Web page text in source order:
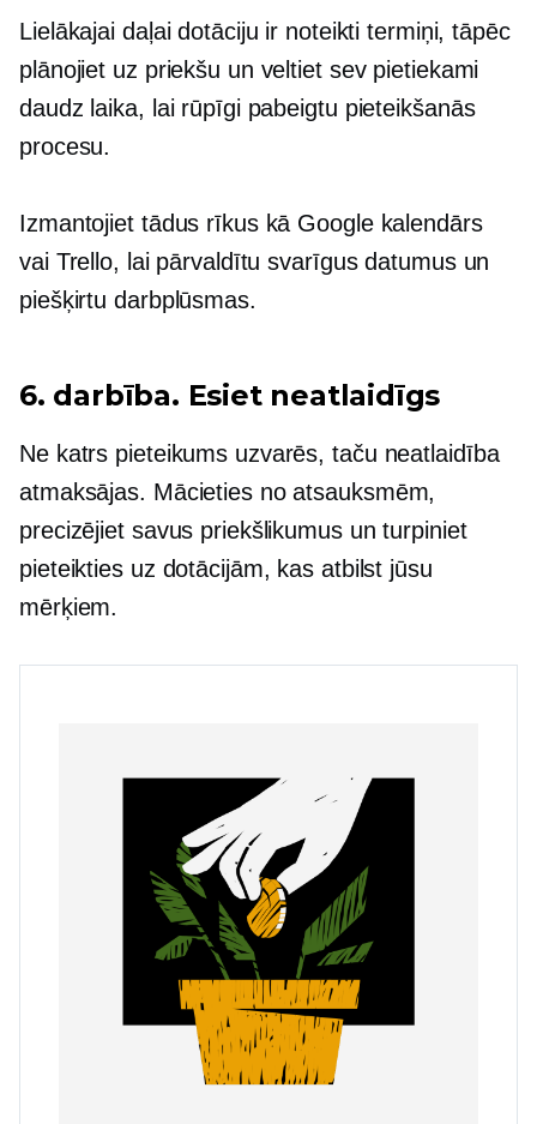
Lielākajai daļai dotāciju ir noteikti termiņi, tāpēc
plānojiet uz priekšu un veltiet sev pietiekami
daudz laika, lai rūpīgi pabeigtu pieteikšanās
procesu.
Izmantojiet tādus rīkus kā Google kalendārs
vai Trello, lai pārvaldītu svarīgus datumus un
piešķirtu darbplūsmas.
6. darbība. Esiet neatlaidīgs
Ne katrs pieteikums uzvarēs, taču neatlaidība
atmaksājas. Mācieties no atsauksmēm,
precizējiet savus priekšlikumus un turpiniet
pieteikties uz dotācijām, kas atbilst jūsu
mērķiem.